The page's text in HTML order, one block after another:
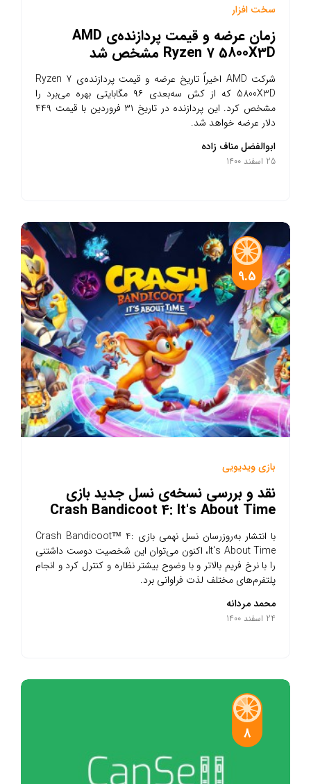
سخت افزار
زمان عرضه و قیمت پردازنده‌ی AMD
Ryzen 7 5800X3D مشخص شد
شرکت AMD اخیراً تاریخ عرضه و قیمت پردازنده‌ی Ryzen 7
5800X3D که از کش سه‌بعدی ۹۶ مگابایتی بهره می‌برد را
مشخص کرد. این پردازنده در تاریخ ۳۱ فروردین با قیمت ۴۴۹
دلار عرضه خواهد شد.
ابوالفضل مناف زاده
25 اسفند 1400
9.5
بازی ویدیویی
نقد و بررسی نسخه‌ی نسل جدید بازی
Crash Bandicoot 4: It's About Time
با انتشار به‌روزرسان نسل نهمی بازی Crash Bandicoot™ 4:
It's About Time، اکنون می‌توان این شخصیت دوست داشتنی
را با نرخ فریم بالاتر و با وضوح بیشتر نظاره و کنترل کرد و انجام
پلتفرم‌های مختلف لذت فراوانی برد.
محمد مردانه
24 اسفند 1400
8